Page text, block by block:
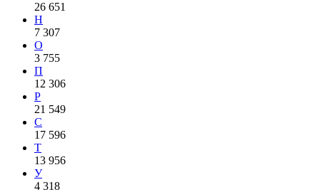
26 651
Н
7 307
О
3 755
П
12 306
Р
21 549
С
17 596
Т
13 956
У
4 318